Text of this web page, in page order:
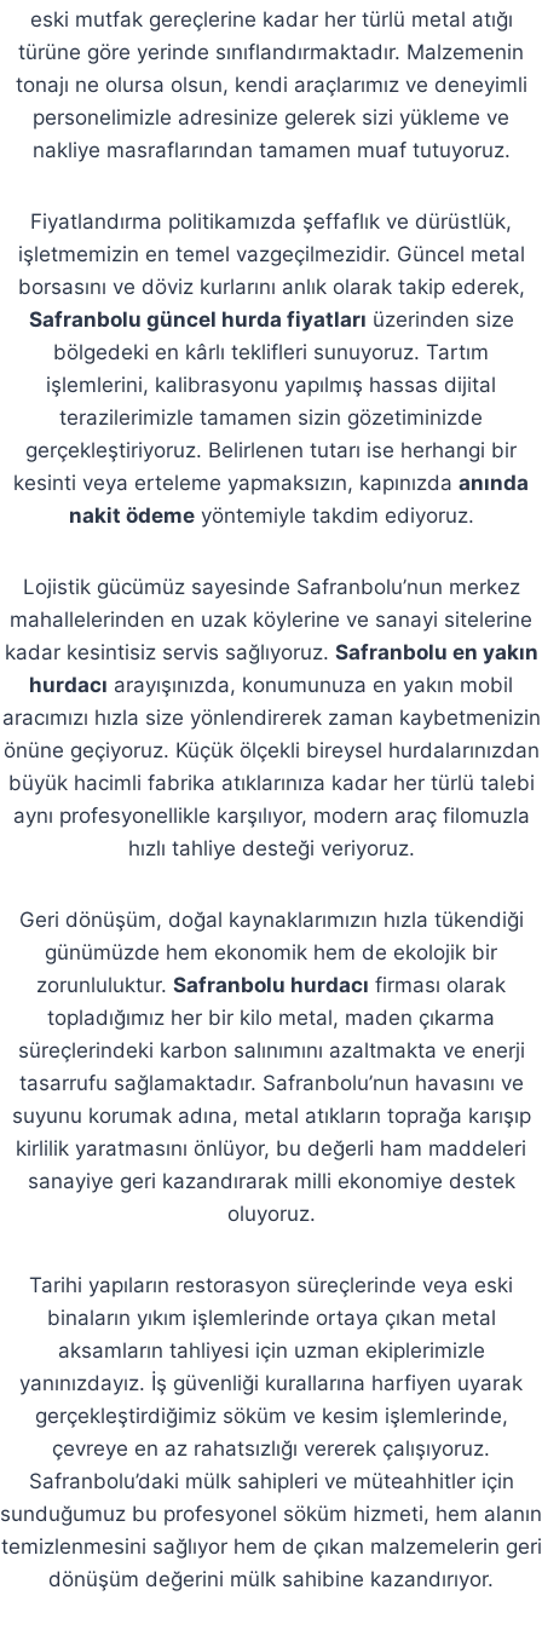
eski mutfak gereçlerine kadar her türlü metal atığı
türüne göre yerinde sınıflandırmaktadır. Malzemenin
tonajı ne olursa olsun, kendi araçlarımız ve deneyimli
personelimizle adresinize gelerek sizi yükleme ve
nakliye masraflarından tamamen muaf tutuyoruz.
Fiyatlandırma politikamızda şeffaflık ve dürüstlük,
işletmemizin en temel vazgeçilmezidir. Güncel metal
borsasını ve döviz kurlarını anlık olarak takip ederek,
Safranbolu güncel hurda fiyatları üzerinden size
bölgedeki en kârlı teklifleri sunuyoruz. Tartım
işlemlerini, kalibrasyonu yapılmış hassas dijital
terazilerimizle tamamen sizin gözetiminizde
gerçekleştiriyoruz. Belirlenen tutarı ise herhangi bir
kesinti veya erteleme yapmaksızın, kapınızda anında
nakit ödemeyöntemiyle takdim ediyoruz.
Lojistik gücümüz sayesinde Safranbolu’nun merkez
mahallelerinden en uzak köylerine ve sanayi sitelerine
kadar kesintisiz servis sağlıyoruz. Safranbolu en yakın
hurdacı arayışınızda, konumunuza en yakın mobil
aracımızı hızla size yönlendirerek zaman kaybetmenizin
önüne geçiyoruz. Küçük ölçekli bireysel hurdalarınızdan
büyük hacimli fabrika atıklarınıza kadar her türlü talebi
aynı profesyonellikle karşılıyor, modern araç filomuzla
hızlı tahliye desteği veriyoruz.
Geri dönüşüm, doğal kaynaklarımızın hızla tükendiği
günümüzde hem ekonomik hem de ekolojik bir
zorunluluktur. Safranbolu hurdacı firması olarak
topladığımız her bir kilo metal, maden çıkarma
süreçlerindeki karbon salınımını azaltmakta ve enerji
tasarrufu sağlamaktadır. Safranbolu’nun havasını ve
suyunu korumak adına, metal atıkların toprağa karışıp
kirlilik yaratmasını önlüyor, bu değerli ham maddeleri
sanayiye geri kazandırarak milli ekonomiye destek
oluyoruz.
Tarihi yapıların restorasyon süreçlerinde veya eski
binaların yıkım işlemlerinde ortaya çıkan metal
aksamların tahliyesi için uzman ekiplerimizle
yanınızdayız. İş güvenliği kurallarına harfiyen uyarak
gerçekleştirdiğimiz söküm ve kesim işlemlerinde,
çevreye en az rahatsızlığı vererek çalışıyoruz.
Safranbolu’daki mülk sahipleri ve müteahhitler için
sunduğumuz bu profesyonel söküm hizmeti, hem alanın
temizlenmesini sağlıyor hem de çıkan malzemelerin geri
dönüşüm değerini mülk sahibine kazandırıyor.